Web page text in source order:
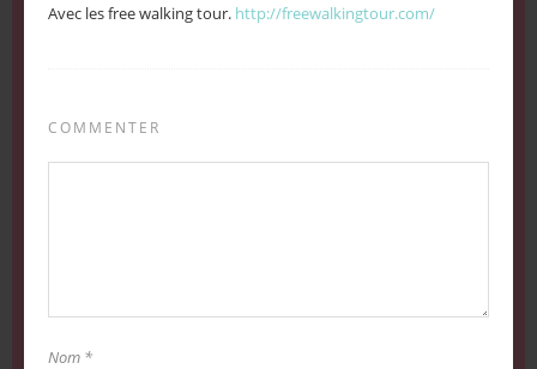
Avec les free walking tour. http://freewalkingtour.com/
COMMENTER
Nom *